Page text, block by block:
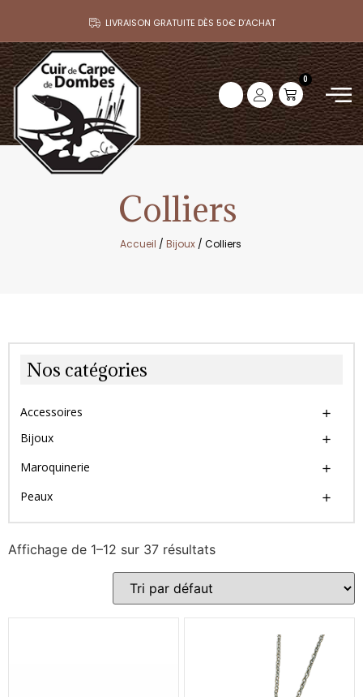
LIVRAISON GRATUITE DÈS 50€ D’ACHAT
0
Colliers
Accueil / Bijoux/ Colliers
Nos catégories
Accessoires
Bijoux
Maroquinerie
Peaux
Affichage de 1–12 sur 37 résultats